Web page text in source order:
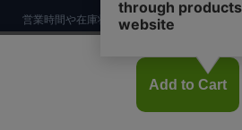
営業時間や在庫状況はお問い合わせください。